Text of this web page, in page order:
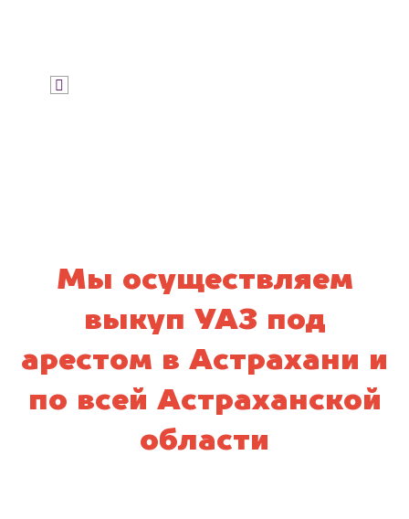
Мы осуществляем
выкуп УАЗ под
арестом в Астрахани и
по всей Астраханской
области